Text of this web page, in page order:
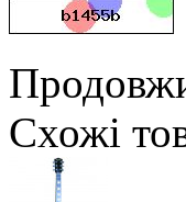
Схожі